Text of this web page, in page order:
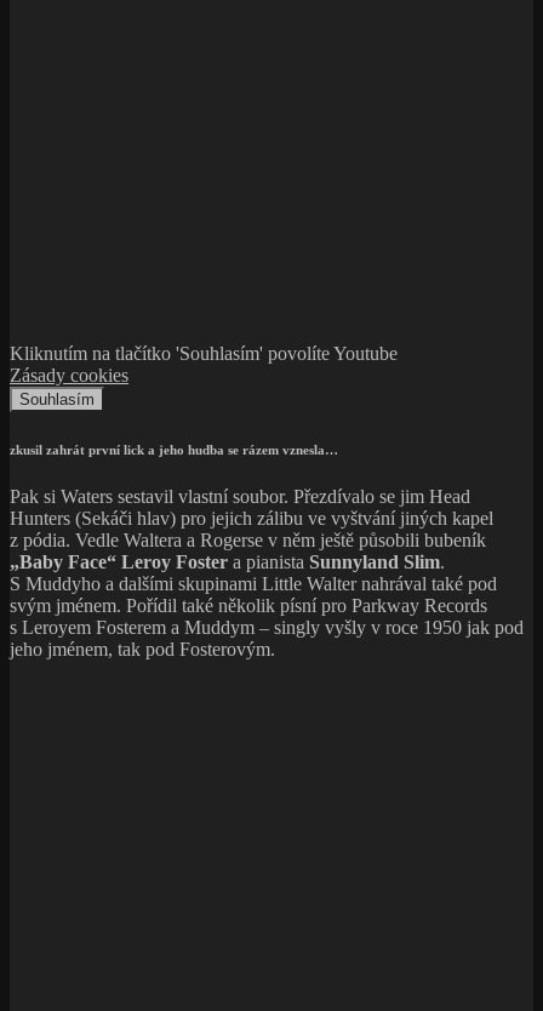
Kliknutím na tlačítko 'Souhlasím' povolíte Youtube
Zásady cookies
Souhlasím
zkusil zahrát první lick a jeho hudba se rázem vznesla…
Pak si Waters sestavil vlastní soubor. Přezdívalo se jim Head
Hunters (Sekáči hlav) pro jejich zálibu ve vyštvání jiných kapel
z pódia. Vedle Waltera a Rogerse v něm ještě působili bubeník
„Baby Face“ Leroy Foster a pianista Sunnyland Slim.
S Muddyho a dalšími skupinami Little Walter nahrával také pod
svým jménem. Pořídil také několik písní pro Parkway Records
s Leroyem Fosterem a Muddym – singly vyšly v roce 1950 jak pod
jeho jménem, tak pod Fosterovým.